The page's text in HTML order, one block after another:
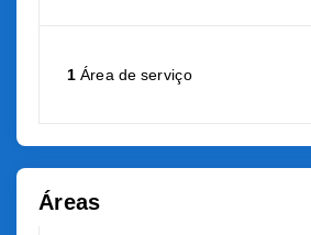
1 Área de serviço
Áreas